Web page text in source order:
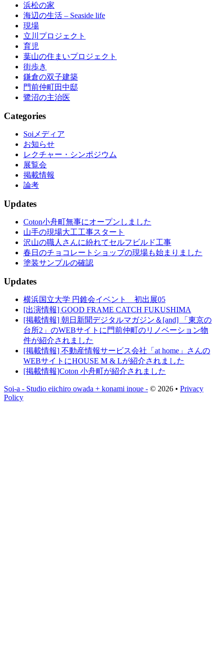
浜松の家
海辺の生活 – Seaside life
現場
立川プロジェクト
育児
葉山の住まいプロジェクト
街歩き
鎌倉の双子建築
門前仲町田中邸
鷺沼の主治医
Categories
Soiメディア
お知らせ
レクチャー・シンポジウム
展覧会
掲載情報
論考
Updates
Coton小舟町無事にオープンしました
山手の現場大工工事スタート
沢山の職人さんに紛れてセルフビルド工事
春日のチョコレートショップの現場も始まりました
塗装サンプルの確認
Updates
横浜国立大学 円錐会イベント 初出展05
[出演情報] GOOD FRAME CATCH FUKUSHIMA
[掲載情報] 朝日新聞デジタルマガジン＆[and] 「東京の
台所2」のWEBサイトに門前仲町のリノベーション物
件が紹介されました
[掲載情報] 不動産情報サービス会社「at home」さんの
WEBサイトにHOUSE M & Lが紹介されました
[掲載情報]Coton 小舟町が紹介されました
Soi-a - Studio eiichiro owada + konami inoue - © 2026 • Privacy
Policy